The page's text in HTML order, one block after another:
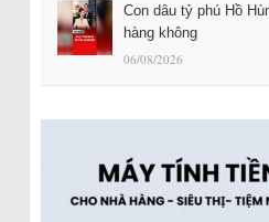
Con dâu tỷ phú Hồ
hàng không
06/08/2026